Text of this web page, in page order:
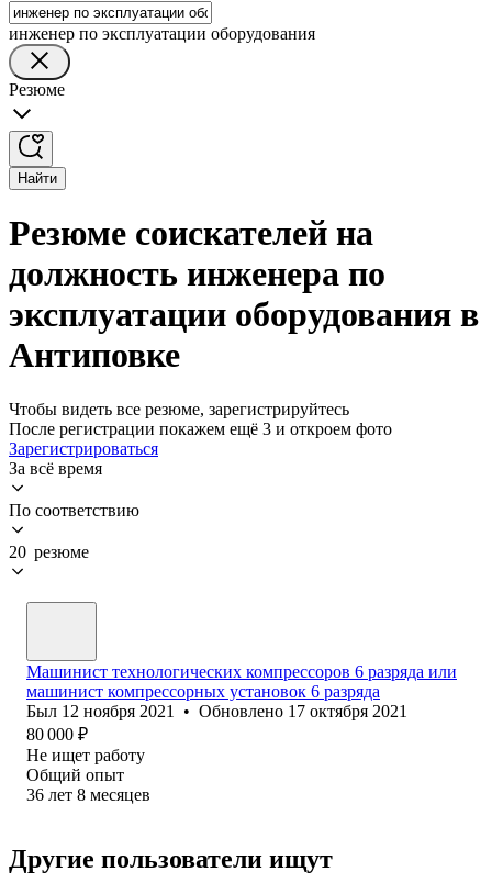
инженер по эксплуатации оборудования
Резюме
Найти
Резюме соискателей на
должность инженера по
эксплуатации оборудования в
Антиповке
Чтобы видеть все резюме, зарегистрируйтесь
После регистрации покажем ещё 3 и откроем фото
Зарегистрироваться
За всё время
По соответствию
20 резюме
Машинист технологических компрессоров 6 разряда или
машинист компрессорных установок 6 разряда
Был 12 ноября 2021 • Обновлено 17 октября 2021
80 000 ₽
Не ищет работу
Общий опыт
36 лет 8 месяцев
Другие пользователи ищут